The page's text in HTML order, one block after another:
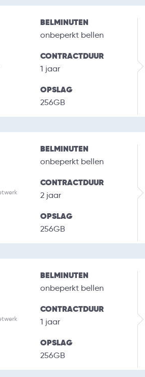
BELMINUTEN
onbeperkt bellen
CONTRACTDUUR
1 jaar
OPSLAG
256GB
BELMINUTEN
onbeperkt bellen
CONTRACTDUUR
2 jaar
OPSLAG
256GB
BELMINUTEN
onbeperkt bellen
CONTRACTDUUR
1 jaar
OPSLAG
256GB